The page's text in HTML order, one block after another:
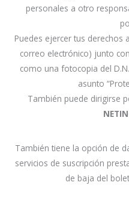
personales a otro
Puedes ejercer tus derechos
correo electrónico) junto
como una fotocopia del
asunto
También puede dirigirse
También tiene la opción de
servicios de suscripción
de baja del